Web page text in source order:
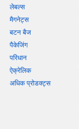
लेबल्स
मैगनेट्स
बटन बैज
पैकेजिंग
परिधान
ऐक्रेलिक
अधिक प्रोडक्ट्स